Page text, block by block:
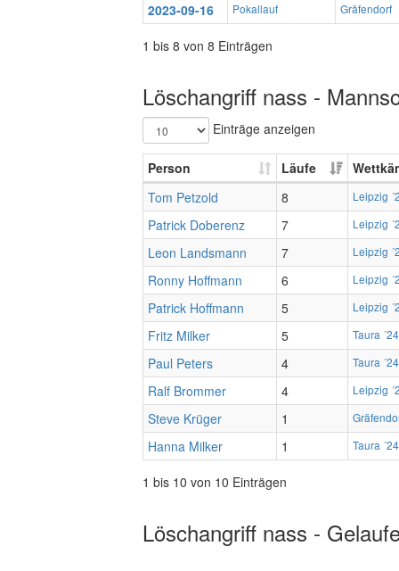
2023-09-16 Pokallauf Gräfendorf
1 bis 8 von 8 Einträgen
Löschangriff nass -
Einträge anzeigen
Person Läufe
Tom Petzold
8 Leipzig
Patrick Doberenz 7 Leipzig
Leon Landsmann 7 Leipzig
Ronny Hoffmann 6 Leipzig
Patrick Hoffmann 5 Leipzig
Fritz Milker 5 Taura ´24
Paul Peters 4 Taura ´24
Ralf Brommer 4 Leipzig
Steve Krüger 1
Hanna Milker 1 Taura ´24
1 bis 10 von 10 Einträgen
Löschangriff nass -